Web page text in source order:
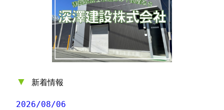
▼ 新着情報
2026/08/06